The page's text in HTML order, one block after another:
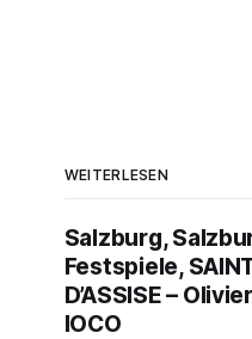
WEITERLESEN
Salzburg,
Festspiele,
D’ASSISE –
IOCO